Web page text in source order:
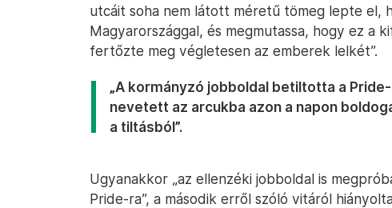
utcáit soha nem látott méretű tömeg lepte el,
Magyarországgal, és megmutassa, hogy ez a
fertőzte meg végletesen az emberek lelkét”.
„A kormányzó jobboldal betiltotta a
nevetett az arcukba azon a napon
a tiltásból”.
Ugyanakkor „az ellenzéki jobboldal is
Pride-ra”, a második erről szóló vitáról